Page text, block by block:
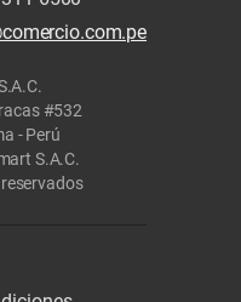
#532
- Perú
S.A.C.